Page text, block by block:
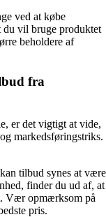
ved at købe
vil bruge produktet
beholdere af
fra
er det vigtigt at vide,
markedsføringstriks.
tilbud synes at være
finder du ud af, at
Vær opmærksom på
pris.